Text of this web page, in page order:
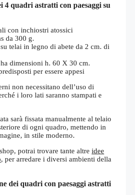
4 quadri astratti con paesaggi su
con inchiostri atossici
da 300 g.
telai in legno di abete da 2 cm. di
dimensioni h. 60 X 30 cm.
per essere appesi
non necessitano dell’uso di
i loro lati saranno stampati e
sarà fissata manualmente al telaio
di ogni quadro, mettendo in
in stile moderno.
potrai trovare tante altre idee
, per arredare i diversi ambienti della
dei quadri con paesaggi astratti